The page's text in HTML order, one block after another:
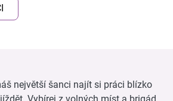
největší šanci najít si práci blízko
Vybírej z volných míst a brigád